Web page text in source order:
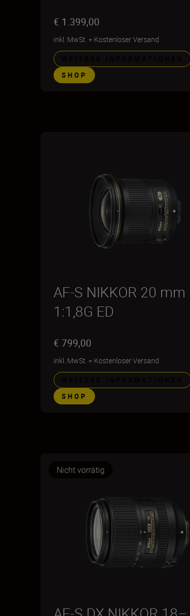
€ 1.399,00
inkl. MwSt. + Kostenloser Versand
SHOP
AF-S NIKKOR 20 mm
1:1,8G ED
€ 799,00
inkl. MwSt. + Kostenloser Versand
SHOP
Nicht vorrätig